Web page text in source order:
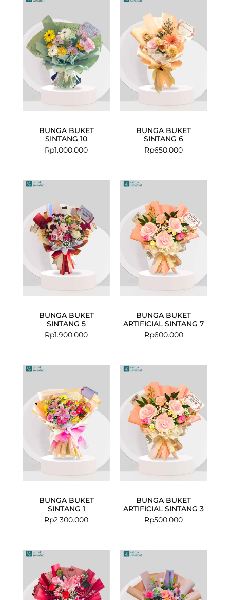
BUNGA BUKET
SINTANG 10
Rp1.000.000
BUNGA BUKET
SINTANG 6
Rp650.000
BUNGA BUKET
SINTANG 5
Rp1.900.000
BUNGA BUKET
ARTIFICIAL SINTANG 7
Rp600.000
BUNGA BUKET
SINTANG 1
Rp2.300.000
BUNGA BUKET
ARTIFICIAL SINTANG 3
Rp500.000